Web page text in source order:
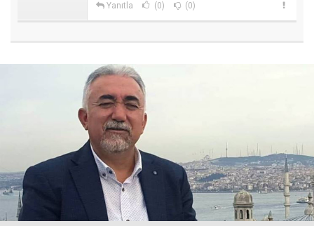
Yanıtla (0) (0)